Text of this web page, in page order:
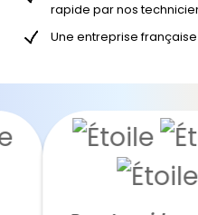
rapide par nos
Une entreprise